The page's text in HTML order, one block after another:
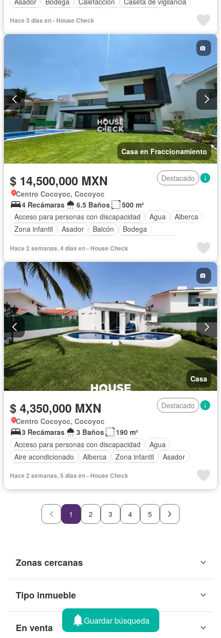
Cuarto de Limpieza
Cuarto de servicio
Recámara con closet
Hace 3 días en - House Check
Casa en Fraccionamiento
$ 14,500,000 MXN
Destacado
Centro Cocoyoc, Cocoyoc
4 Recámaras
6.5 Baños
500 m²
Acceso para personas con discapacidad
Agua
Alberca
Zona infantil
Asador Balcón
Bodega
Cocina integral
Cuarto de Limpieza
Electricidad
Estacionamiento
Recámara con closet
Azotea
Vista panorámica
Wifi
Hace 2 semanas, 4 días en - House Check
Casa
$ 4,350,000 MXN
Destacado
Centro Cocoyoc, Cocoyoc
3 Recámaras
3 Baños
190 m²
Acceso para personas con discapacidad
Agua
Aire acondicionado
Alberca Zona infantil
Asador
Cocina equipada
Cocina integral
Electricidad
Estacionamiento
Terraza
Parcialmente amueblado
Hace 2 semanas, 5 días en - House Check
1 2 3 4 5
Zonas cercanas
Tipo inmueble
En venta
Guardar búsqueda